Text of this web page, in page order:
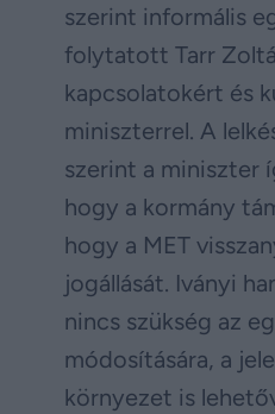
szerint informális
folytatott Tarr
kapcsolatokért és
miniszterrel. A
szerint a miniszter
hogy a kormány
hogy a MET
jogállását. Iványi
nincs szükség az
módosítására, a
környezet is